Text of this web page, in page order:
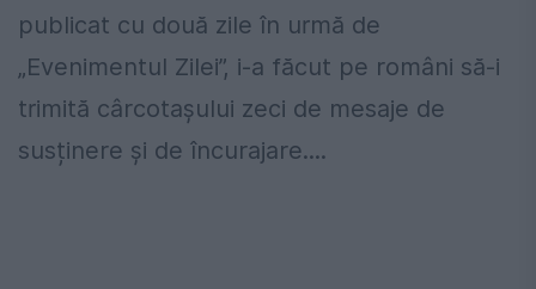
publicat cu două zile în urmă de
„Evenimentul Zilei”, i-a făcut pe români să-i
trimită cârcotașului zeci de mesaje de
susținere și de încurajare....